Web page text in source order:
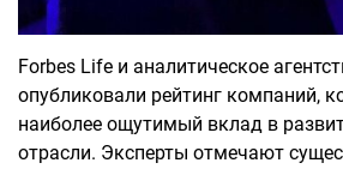
Forbes Life и аналитическое
опубликовали рейтинг компаний,
наиболее ощутимый вклад в
отрасли. Эксперты отмечают